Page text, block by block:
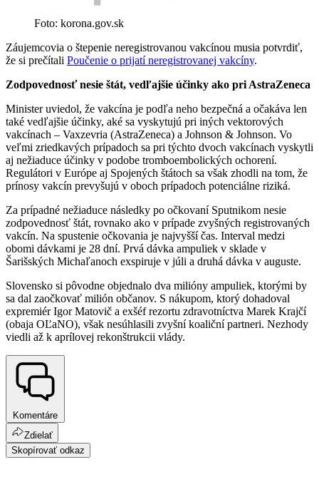
Foto: korona.gov.sk
Záujemcovia o štepenie neregistrovanou vakcínou musia potvrdiť,
že si prečítali Poučenie o prijatí neregistrovanej vakcíny.
Zodpovednosť nesie štát, vedľajšie účinky ako pri AstraZeneca
Minister uviedol, že vakcína je podľa neho bezpečná a očakáva len
také vedľajšie účinky, aké sa vyskytujú pri iných vektorových
vakcínach – Vaxzevria (AstraZeneca) a Johnson & Johnson. Vo
veľmi zriedkavých prípadoch sa pri týchto dvoch vakcínach vyskytli
aj nežiaduce účinky v podobe tromboembolických ochorení.
Regulátori v Európe aj Spojených štátoch sa však zhodli na tom, že
prínosy vakcín prevyšujú v oboch prípadoch potenciálne riziká.
Za prípadné nežiaduce následky po očkovaní Sputnikom nesie
zodpovednosť štát, rovnako ako v prípade zvyšných registrovaných
vakcín. Na spustenie očkovania je najvyšší čas. Interval medzi
obomi dávkami je 28 dní. Prvá dávka ampuliek v sklade v
Šarišských Michaľanoch exspiruje v júli a druhá dávka v auguste.
Slovensko si pôvodne objednalo dva milióny ampuliek, ktorými by
sa dal zaočkovať milión občanov. S nákupom, ktorý dohadoval
expremiér Igor Matovič a exšéf rezortu zdravotníctva Marek Krajčí
(obaja OĽaNO), však nesúhlasili zvyšní koaliční partneri. Nezhody
viedli až k aprílovej rekonštrukcii vlády.
Komentáre
Zdielať
Skopírovať odkaz